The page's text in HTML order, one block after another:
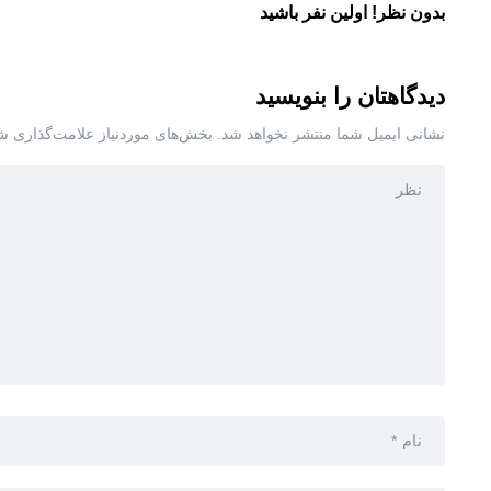
بدون نظر! اولین نفر باشید
دیدگاهتان را بنویسید
نشانی ایمیل شما منتشر نخواهد شد. بخش‌های موردنیاز علامت‌گذاری